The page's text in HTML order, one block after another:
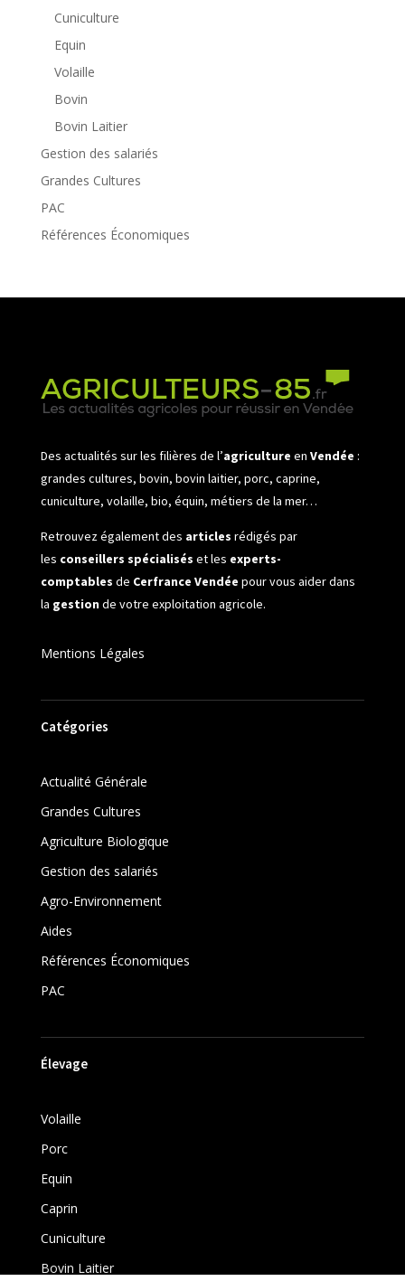
Cuniculture
Equin
Volaille
Bovin
Bovin Laitier
Gestion des salariés
Grandes Cultures
PAC
Références Économiques
Des actualités sur les filières de l’agriculture en Vendée :
grandes cultures, bovin, bovin laitier, porc, caprine,
cuniculture, volaille, bio, équin, métiers de la mer…
Retrouvez également des articles rédigés par
les conseillers spécialisés et les experts-
comptables de Cerfrance Vendée pour vous aider dans
la gestionde votre exploitation agricole.
Mentions Légales
Catégories
Actualité Générale
Grandes Cultures
Agriculture Biologique
Gestion des salariés
Agro-Environnement
Aides
Références Économiques
PAC
Élevage
Volaille
Porc
Equin
Caprin
Cuniculture
Bovin Laitier